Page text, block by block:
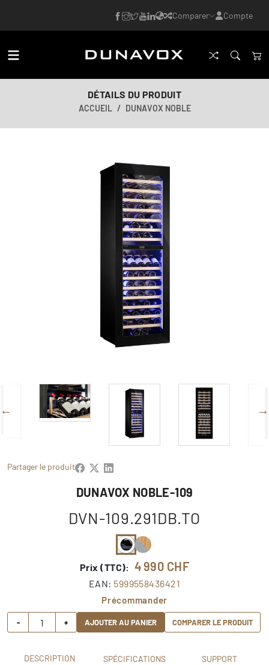
Comparer Compte
DÉTAILS DU PRODUIT
ACCUEIL DUNAVOX NOBLE
Partager le produit
DUNAVOX NOBLE-109
DVN-109.291DB.TO
Prix (TTC): 4 990 CHF
EAN: 5999558436421
Précommander
- + AJOUTER AU PANIER COMPARER LE PRODUIT
DESCRIPTION SPÉCIFICATIONS SUPPORT